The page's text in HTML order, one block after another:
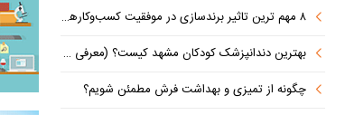
۸ مهم ترین تاثیر برندسازی در موفقیت کسب‌وکارهای نوپا
بهترین دندانپزشک کودکان مشهد کیست؟ (معرفی ۵ پزشک برتر!)
چگونه از تمیزی و بهداشت فرش مطمئن شویم؟